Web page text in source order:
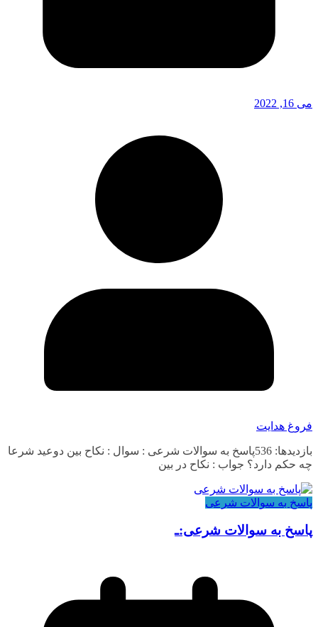
می 16, 2022
فروغ هدایت
بازدیدها: 536پاسخ به سوالات شرعی : سوال : نکاح بین دوعید شرعا
چه حکم دارد؟ جواب : نکاح در بین
پاسخ به سوالات شرعی
پاسخ به سوالات شرعی:ـ